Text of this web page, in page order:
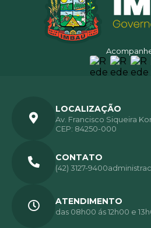
LOCALIZAÇÃO
Av. Francisco Siqueira
CEP: 84250-000
CONTATO
(42) 3127-9400
ATENDIMENTO
das 08h00 ás 12h00 e